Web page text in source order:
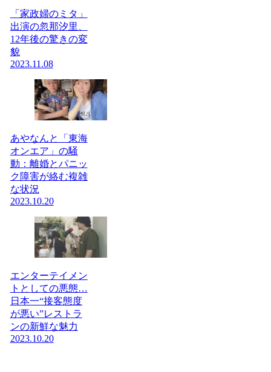
「家政婦のミタ」
出演の忽那汐里、
12年後の驚きの変
貌
2023.11.08
あやなんと「東海
オンエア」の騒
動：離婚とパニッ
ク障害が絡む複雑
な状況
2023.10.20
エンターテイメン
トとしての悪態…
日本一“接客態度
が悪い”レストラ
ンの新鮮な魅力
2023.10.20